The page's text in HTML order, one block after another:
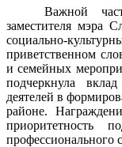
Важной
заместителя мэра
приветственном
и семейных
подчеркнула вклад
деятелей в
районе.
приоритетность
профессионального